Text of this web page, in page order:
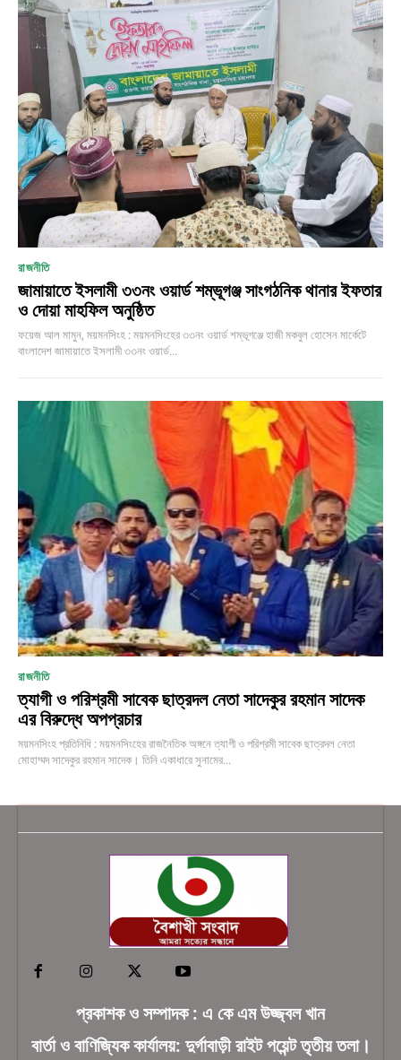
রাজনীতি
জামায়াতে ইসলামী ৩৩নং ওয়ার্ড শম্ভূগঞ্জ সাংগঠনিক থানার ইফতার
ও দোয়া মাহফিল অনুষ্ঠিত
ফয়েজ আল মামুন, ময়মনসিংহ : ময়মনসিংহের ৩৩নং ওয়ার্ড শম্ভূগঞ্জে হাজী মকবুল হোসেন মার্কেটে
বাংলাদেশ জামায়াতে ইসলামী ৩৩নং ওয়ার্ড...
রাজনীতি
ত্যাগী ও পরিশ্রমী সাবেক ছাত্রদল নেতা সাদেকুর রহমান সাদেক
এর বিরুদ্ধে অপপ্রচার
ময়মনসিংহ প্রতিনিধি : ময়মনসিংহের রাজনৈতিক অঙ্গনে ত্যাগী ও পরিশ্রমী সাবেক ছাত্রদল নেতা
মোহাম্মদ সাদেকুর রহমান সাদেক। তিনি একাধারে সুনামের...
প্রকাশক ও সম্পাদক : এ কে এম উজ্জ্বল খান
বার্তা ও বাণিজ্যিক কার্যালয়: দুর্গাবাড়ী রাইট পয়েন্ট তৃতীয় তলা।